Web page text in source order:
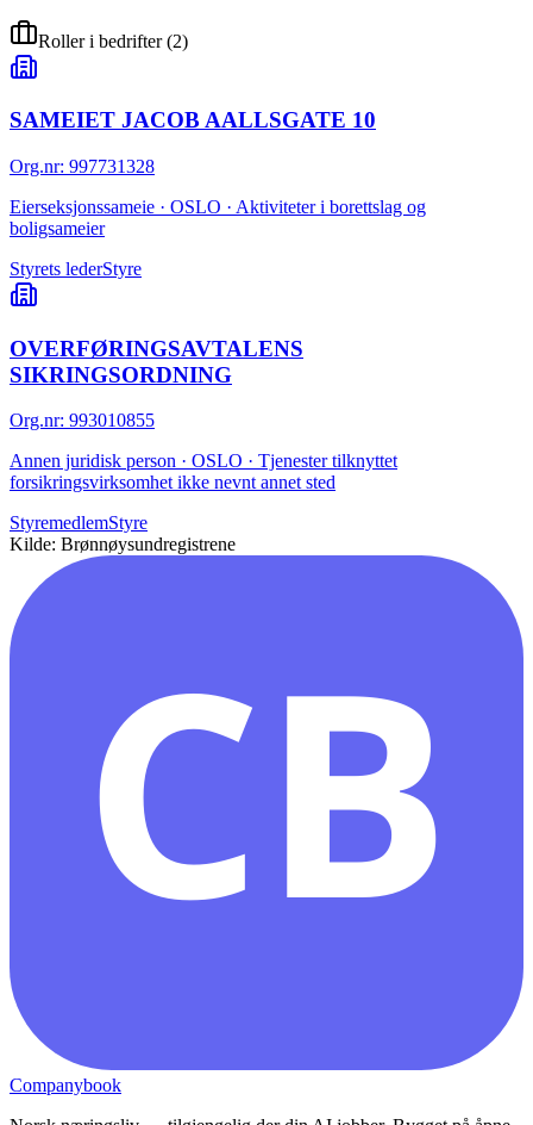
Roller i bedrifter(2)
SAMEIET JACOB AALLSGATE 10
Org.nr: 997731328
Eierseksjonssameie · OSLO · Aktiviteter i borettslag og
boligsameier
Styrets lederStyre
OVERFØRINGSAVTALENS
SIKRINGSORDNING
Org.nr: 993010855
Annen juridisk person · OSLO · Tjenester tilknyttet
forsikringsvirksomhet ikke nevnt annet sted
StyremedlemStyre
Kilde: Brønnøysundregistrene
CB
Companybook